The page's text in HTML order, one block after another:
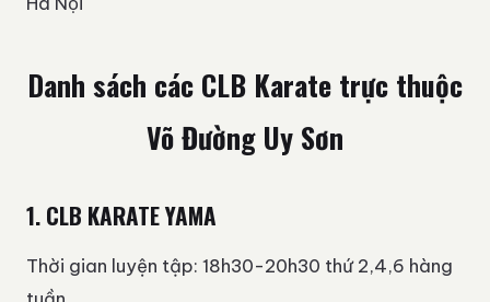
Danh sách các CLB Karate trực thuộc
Võ Đường Uy Sơn
1. CLB KARATE YAMA
Thời gian luyện tập: 18h30-20h30 thứ 2,4,6 hàng